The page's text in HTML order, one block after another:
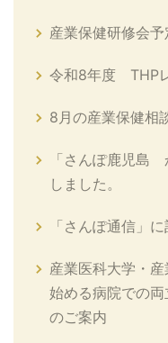
産業保健研修会
令和8年度 THP
8月の産業保健相
「さんぽ鹿児島
しました。
「さんぽ通信」
産業医科大学・
始める病院での
のご案内